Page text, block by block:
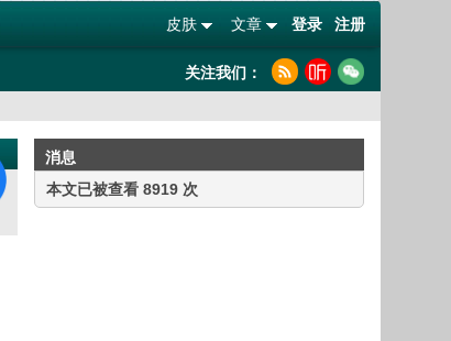
登录 注册
文章
皮肤
关注我们：
消息
本文已被查看 8919 次